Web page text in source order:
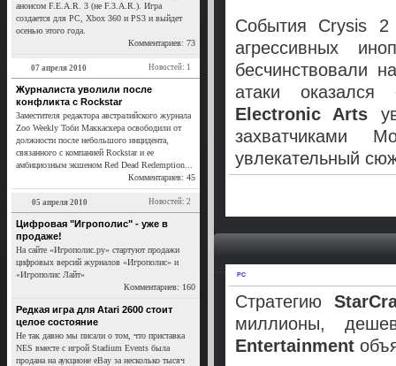
анонсом F.E.A.R. 3 (не F.3.A.R.). Игра
создается для PC, Xbox 360 и PS3 и выйдет
осенью этого года.
Комментариев: 73
Новостей: 1
07 апреля 2010
Журналиста уволили после
конфликта с Rockstar
Заместителя редактора австралийского журнала
Zoo Weekly Тоби Маккаскера освободили от
должности после небольшого инцидента,
связанного с компанией Rockstar и ее
амбициозным экшеном Red Dead Redemption...
Комментариев: 45
Новостей: 2
05 апреля 2010
Цифровая "Игрополис" - уже в
продаже!
На сайте «Игрополис.ру» стартуют продажи
цифровых версий журналов «Игрополис» и
«Игрополис Лайт»
Комментариев: 160
Редкая игра для Atari 2600 стоит
целое состояние
Не так давно мы писали о том, что приставка
NES вместе с игрой Stadium Events была
продана на аукционе eBay за несколько тысяч
События Crysis 2
агрессивных
бесчинствовали
атаки
Electronic Arts
захватчиками
увлекательный
PC
Стратегию
миллионы,
Entertainment